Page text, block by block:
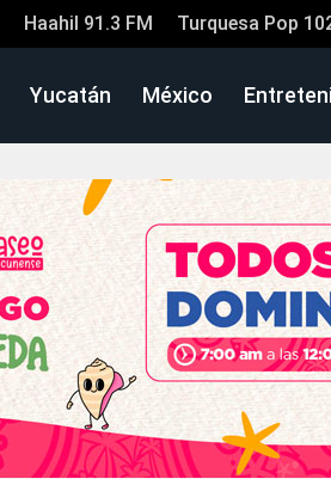
Haahil 91.3 FM Turquesa Pop
Yucatán México